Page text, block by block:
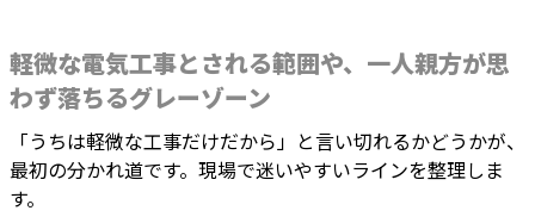
軽微な電気工事とされる範囲や、一人親方が思
わず落ちるグレーゾーン
「うちは軽微な工事だけだから」と言い切れるかどうかが、
最初の分かれ道です。現場で迷いやすいラインを整理しま
す。